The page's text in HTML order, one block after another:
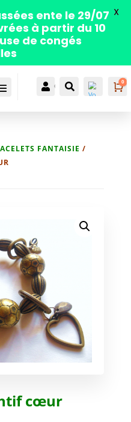
 Compte
 Recherche
t -
0
FANTAISIE /
cœur
ente le 29/07
à partir du 10
de congés
X